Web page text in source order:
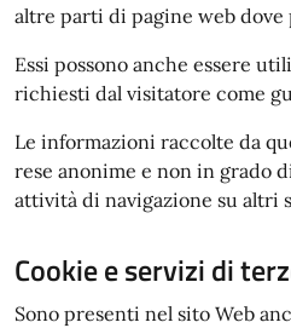
altre parti di pagine web dove
Essi possono anche essere
richiesti dal visitatore come
Le informazioni raccolte da
rese anonime e non in grado
attività di navigazione su altri
Cookie e servizi di
Sono presenti nel sito Web